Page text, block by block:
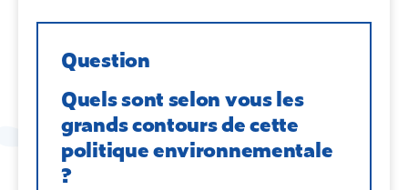
Question
Quels sont selon vous les
grands contours de cette
politique environnementale
?